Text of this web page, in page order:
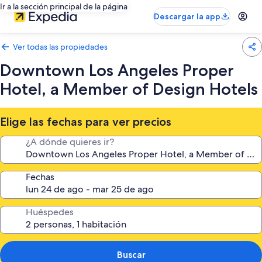
Ir a la sección principal de la página
Descargar la app
Ver todas las propiedades
Downtown Los Angeles Proper
Hotel, a Member of Design Hotels
Elige las fechas para ver precios
¿A dónde quieres ir?
Fechas
Huéspedes
Buscar